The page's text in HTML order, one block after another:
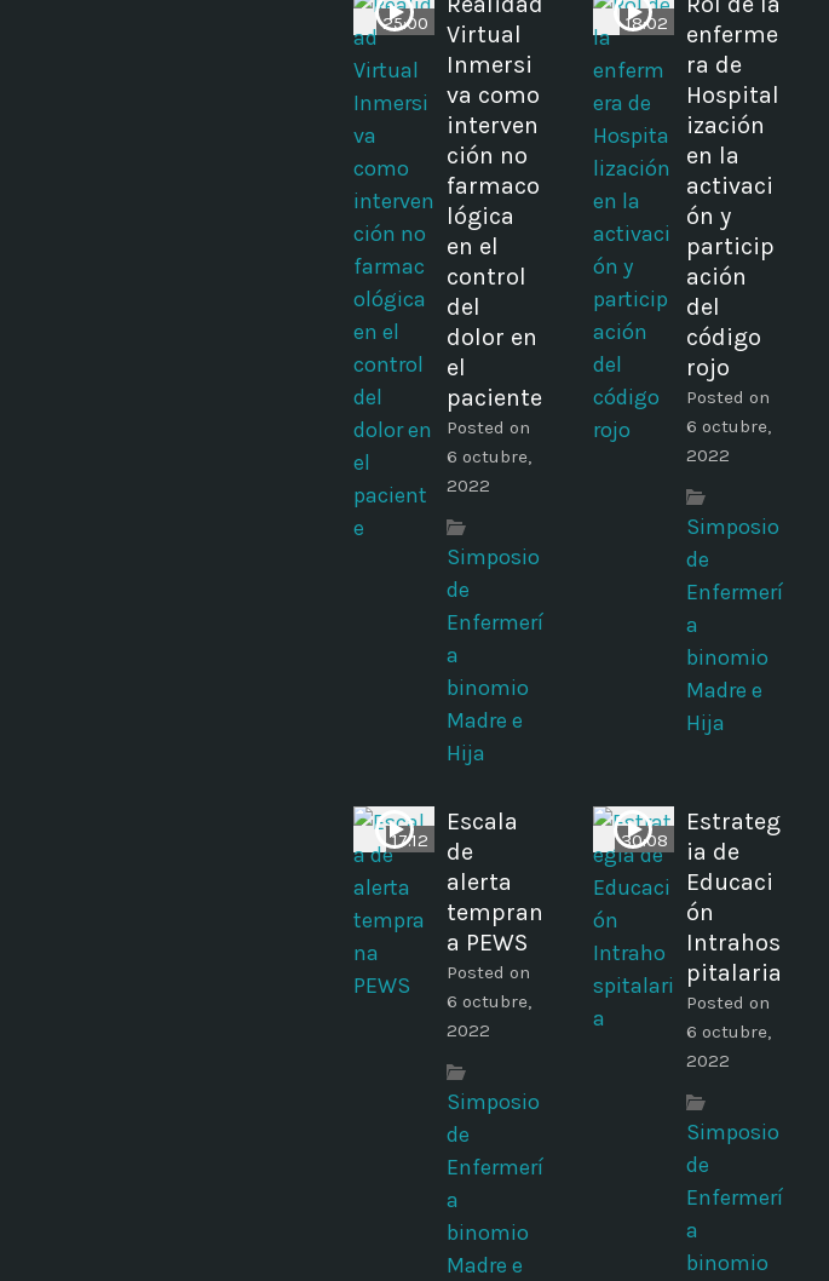
25:00
Virtual
Inmersi
va como
interven
ción no
farmaco
lógica
en el
control
del
dolor en
el
paciente
Posted on
6 octubre,
2022
Simposio
de
Enfermerí
a
binomio
Madre e
Hija
18:02
enferme
ra de
Hospital
ización
en la
activaci
ón y
particip
ación
del
código
rojo
Posted on
6 octubre,
2022
Simposio
de
Enfermerí
a
binomio
Madre e
Hija
17:12
Escala
de
alerta
tempran
a PEWS
Posted on
6 octubre,
2022
Simposio
de
Enfermerí
a
binomio
Madre e
30:08
Estrateg
ia de
Educaci
ón
Intrahos
pitalaria
Posted on
6 octubre,
2022
Simposio
de
Enfermerí
a
binomio